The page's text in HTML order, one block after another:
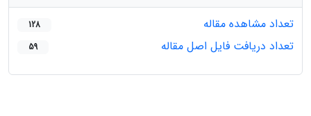
تعداد مشاهده مقاله
128
تعداد دریافت فایل اصل مقاله 59